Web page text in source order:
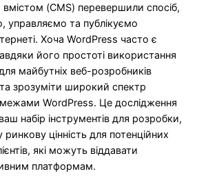
(CMS) перевершили спосіб,
та публікуємо
Хоча WordPress часто є
його простоті використання
майбутніх веб-розробників
зрозуміти широкий спектр
межами WordPress. Це дослідження
набір інструментів для розробки,
цінність для потенційних
які можуть віддавати
платформам.